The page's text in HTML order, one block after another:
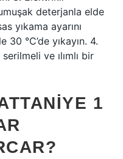
deterjanla elde
yıkama ayarını
30 °C’de yıkayın. 4.
ve ılımlı bir
1